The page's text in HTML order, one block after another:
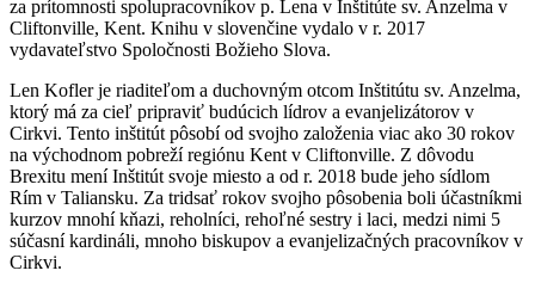
za prítomnosti spolupracovníkov p. Lena v Inštitúte sv. Anzelma v
Cliftonville, Kent. Knihu v slovenčine vydalo v r. 2017
vydavateľstvo Spoločnosti Božieho Slova.
Len Kofler je riaditeľom a duchovným otcom Inštitútu sv. Anzelma,
ktorý má za cieľ pripraviť budúcich lídrov a evanjelizátorov v
Cirkvi. Tento inštitút pôsobí od svojho založenia viac ako 30 rokov
na východnom pobreží regiónu Kent v Cliftonville. Z dôvodu
Brexitu mení Inštitút svoje miesto a od r. 2018 bude jeho sídlom
Rím v Taliansku. Za tridsať rokov svojho pôsobenia boli účastníkmi
kurzov mnohí kňazi, reholníci, rehoľné sestry i laci, medzi nimi 5
súčasní kardináli, mnoho biskupov a evanjelizačných pracovníkov v
Cirkvi.